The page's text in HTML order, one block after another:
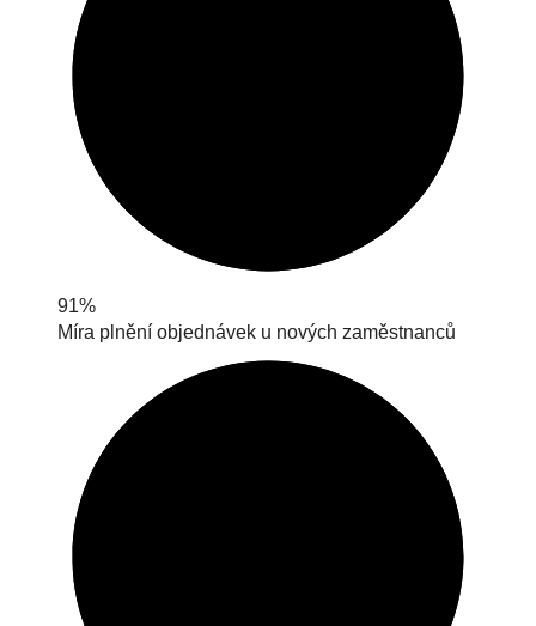
91%
Míra plnění objednávek u nových zaměstnanců